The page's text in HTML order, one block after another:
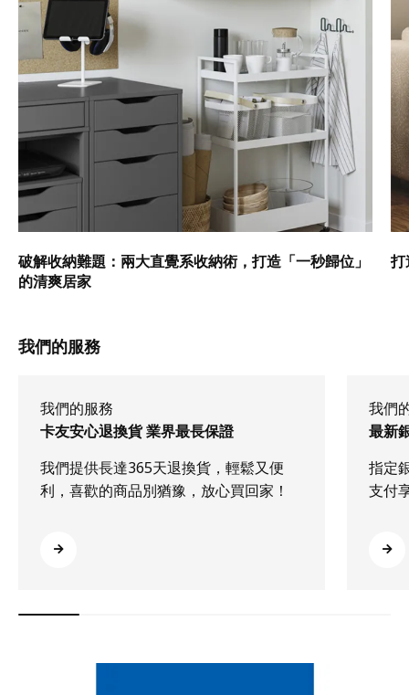
破解收納難題：兩大直覺系收納術，打造「一秒歸位」
的清爽居家
打
我們的服務
我們的服務
卡友安心退換貨 業界最長保證
我們提供長達365天退換貨，輕鬆又便
利，喜歡的商品別猶豫，放心買回家！
我們
最新
指定
支付